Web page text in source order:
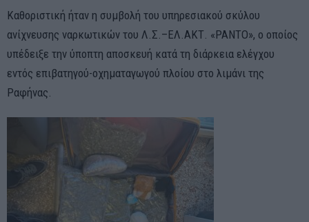
Καθοριστική ήταν η συμβολή του υπηρεσιακού σκύλου
ανίχνευσης ναρκωτικών του Λ.Σ.–ΕΛ.ΑΚΤ. «ΡΑΝΤΟ», ο οποίος
υπέδειξε την ύποπτη αποσκευή κατά τη διάρκεια ελέγχου
εντός επιβατηγού-οχηματαγωγού πλοίου στο λιμάνι της
Ραφήνας.